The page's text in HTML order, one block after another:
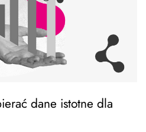
dane istotne dla